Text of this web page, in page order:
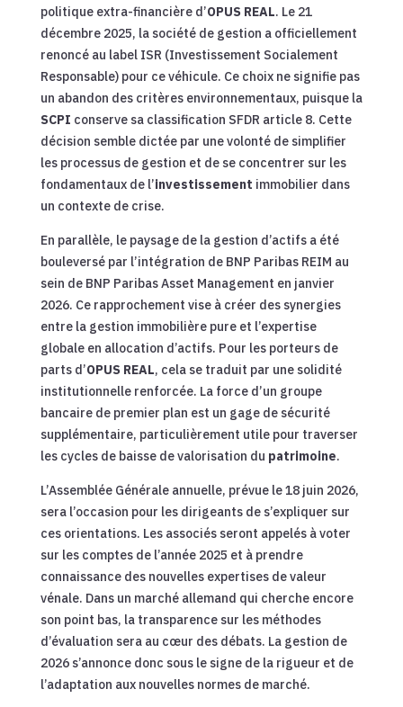
politique extra-financière d’OPUS REAL. Le 21
décembre 2025, la société de gestion a officiellement
renoncé au label ISR (Investissement Socialement
Responsable) pour ce véhicule. Ce choix ne signifie pas
un abandon des critères environnementaux, puisque la
SCPI conserve sa classification SFDR article 8. Cette
décision semble dictée par une volonté de simplifier
les processus de gestion et de se concentrer sur les
fondamentaux de l’investissement immobilier dans
un contexte de crise.
En parallèle, le paysage de la gestion d’actifs a été
bouleversé par l’intégration de BNP Paribas REIM au
sein de BNP Paribas Asset Management en janvier
2026. Ce rapprochement vise à créer des synergies
entre la gestion immobilière pure et l’expertise
globale en allocation d’actifs. Pour les porteurs de
parts d’OPUS REAL, cela se traduit par une solidité
institutionnelle renforcée. La force d’un groupe
bancaire de premier plan est un gage de sécurité
supplémentaire, particulièrement utile pour traverser
les cycles de baisse de valorisation du patrimoine.
L’Assemblée Générale annuelle, prévue le 18 juin 2026,
sera l’occasion pour les dirigeants de s’expliquer sur
ces orientations. Les associés seront appelés à voter
sur les comptes de l’année 2025 et à prendre
connaissance des nouvelles expertises de valeur
vénale. Dans un marché allemand qui cherche encore
son point bas, la transparence sur les méthodes
d’évaluation sera au cœur des débats. La gestion de
2026 s’annonce donc sous le signe de la rigueur et de
l’adaptation aux nouvelles normes de marché.